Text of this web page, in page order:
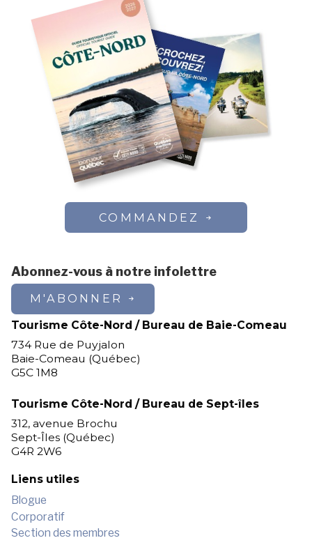
COMMANDEZ
Abonnez-vous à notre infolettre
M'ABONNER
Tourisme Côte-Nord / Bureau de Baie-Comeau
734 Rue de Puyjalon
Baie-Comeau (Québec)
G5C 1M8
Tourisme Côte-Nord / Bureau de Sept-îles
312, avenue Brochu
Sept-Îles (Québec)
G4R 2W6
Liens utiles
Blogue
Corporatif
Section des membres